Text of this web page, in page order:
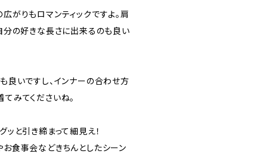
がりもロマンティックですよ。肩
分の好きな長さに出来るのも良い
良いですし、インナーの合わせ方
みてくださいね。
ッと引き締まって細見え！
お食事会などきちんとしたシーン